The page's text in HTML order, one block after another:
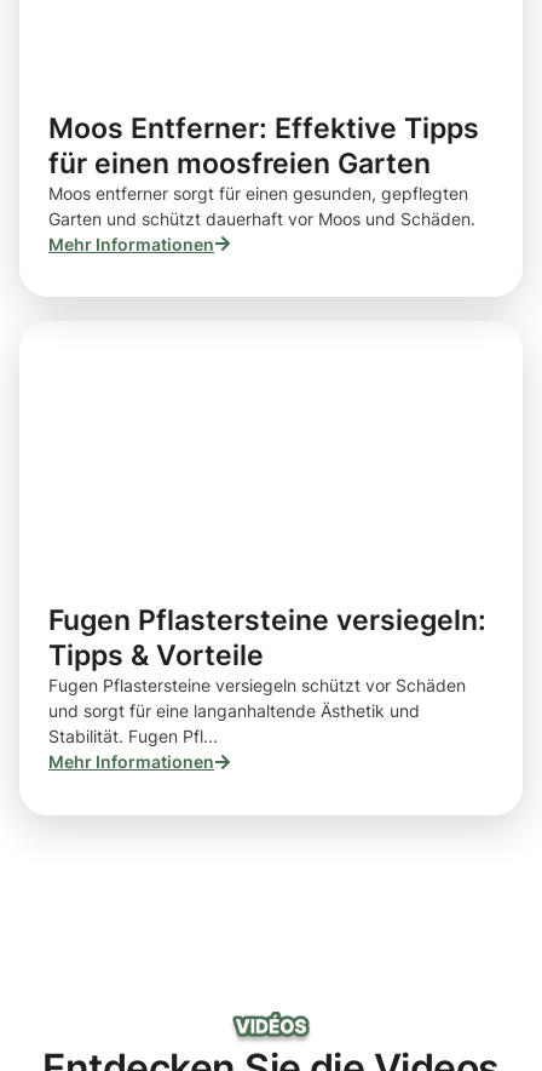
Moos Entferner: Effektive Tipps
für einen moosfreien Garten
Moos entferner sorgt für einen gesunden, gepflegten
Garten und schützt dauerhaft vor Moos und Schäden.
Mehr Informationen
Fugen Pflastersteine versiegeln:
Tipps & Vorteile
Fugen Pflastersteine versiegeln schützt vor Schäden
und sorgt für eine langanhaltende Ästhetik und
Stabilität. Fugen Pfl...
Mehr Informationen